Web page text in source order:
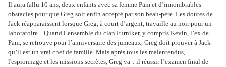
Il aura fallu 10 ans, deux enfants avec sa femme Pam et d’innombrables
obstacles pour que Greg soit enfin accepté par son beau-père. Les doutes de
Jack réapparaissent lorsque Greg, à court d’argent, travaille au noir pour un
laboratoire... Quand l’ensemble du clan Furniker, y compris Kevin, l’ex de
Pam, se retrouve pour l’anniversaire des jumeaux, Greg doit prouver à Jack
qu’il est un vrai chef de famille. Mais après tous les malentendus,
l'espionnage et les missions secrètes, Greg va-t-il réussir l’examen final de